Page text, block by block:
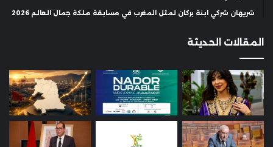
شريهان شركي ابنة بركان تمثل المغرب في مسابقة ملكة جمال العالم 2026
المقالات الحديثة